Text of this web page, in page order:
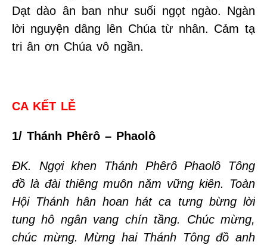
Dạt dào ân ban như suối ngọt ngào. Ngàn
lời nguyện dâng lên Chúa từ nhân. Cảm tạ
tri ân ơn Chúa vô ngần.
CA KẾT LỄ
1/ Thánh Phêrô – Phaolô
ĐK. Ngợi khen Thánh Phêrô Phaolô Tông
đồ là đài thiêng muôn năm vững kiên. Toàn
Hội Thánh hân hoan hát ca tưng bừng lời
tung hô ngân vang chín tầng. Chúc mừng,
chúc mừng. Mừng hai Thánh Tông đồ anh